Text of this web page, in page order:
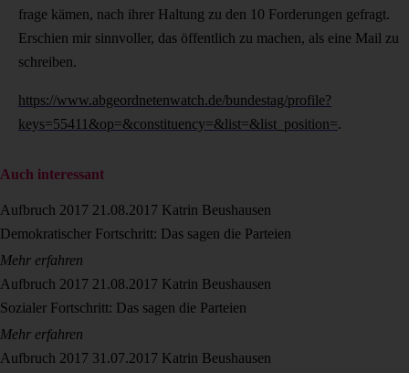
frage kämen, nach ihrer Haltung zu den 10 Forderungen gefragt.
Erschien mir sinnvoller, das öffentlich zu machen, als eine Mail zu
schreiben.
https://www.abgeordnetenwatch.de/bundestag/profile?
keys=55411&op=&constituency=&list=&list_position=.
Auch interessant
Aufbruch 2017 21.08.2017 Katrin Beushausen
Demokratischer Fortschritt: Das sagen die Parteien
Mehr erfahren
Aufbruch 2017 21.08.2017 Katrin Beushausen
Sozialer Fortschritt: Das sagen die Parteien
Mehr erfahren
Aufbruch 2017 31.07.2017 Katrin Beushausen